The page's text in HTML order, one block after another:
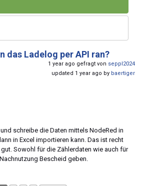
das Ladelog per API ran?
1 year ago gefragt von seppl2024
updated 1 year ago by baertiger
schreibe die Daten mittels NodeRed in
in Excel importieren kann. Das ist recht
Sowohl für die Zählerdaten wie auch für
Bescheid geben.